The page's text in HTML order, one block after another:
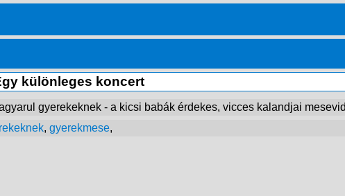
különleges koncert
gyerekeknek - a kicsi babák érdekes, vicces kalandjai
, gyerekmese,